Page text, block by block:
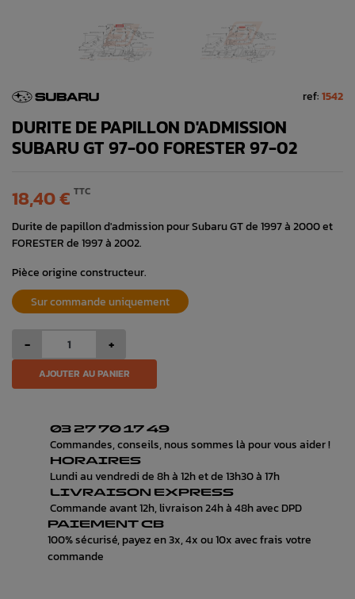
ref:1542
DURITE DE PAPILLON D'ADMISSION
SUBARU GT 97-00 FORESTER 97-02
18,40 € TTC
Durite de papillon d'admission pour Subaru GT de 1997 à 2000 et
FORESTER de 1997 à 2002.
Pièce origine constructeur.
Sur commande uniquement
- +
AJOUTER AU PANIER
03 27 70 17 49
Commandes, conseils, nous sommes là pour vous aider !
HORAIRES
Lundi au vendredi de 8h à 12h et de 13h30 à 17h
LIVRAISON EXPRESS
Commande avant 12h, livraison 24h à 48h avec DPD
PAIEMENT CB
100% sécurisé, payez en 3x, 4x ou 10x avec frais votre
commande